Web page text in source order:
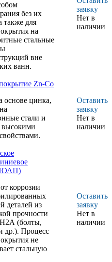
без их
также для
на
стальные
вне
ванн.
заявку
Нет в
наличии
Zn-Co
основе цинка,
стали и
высокими
Оставить
заявку
Нет в
наличии
коррозии
деталей из
прочности
(болты,
др.). Процесс
не
стальную
Оставить
заявку
Нет в
наличии